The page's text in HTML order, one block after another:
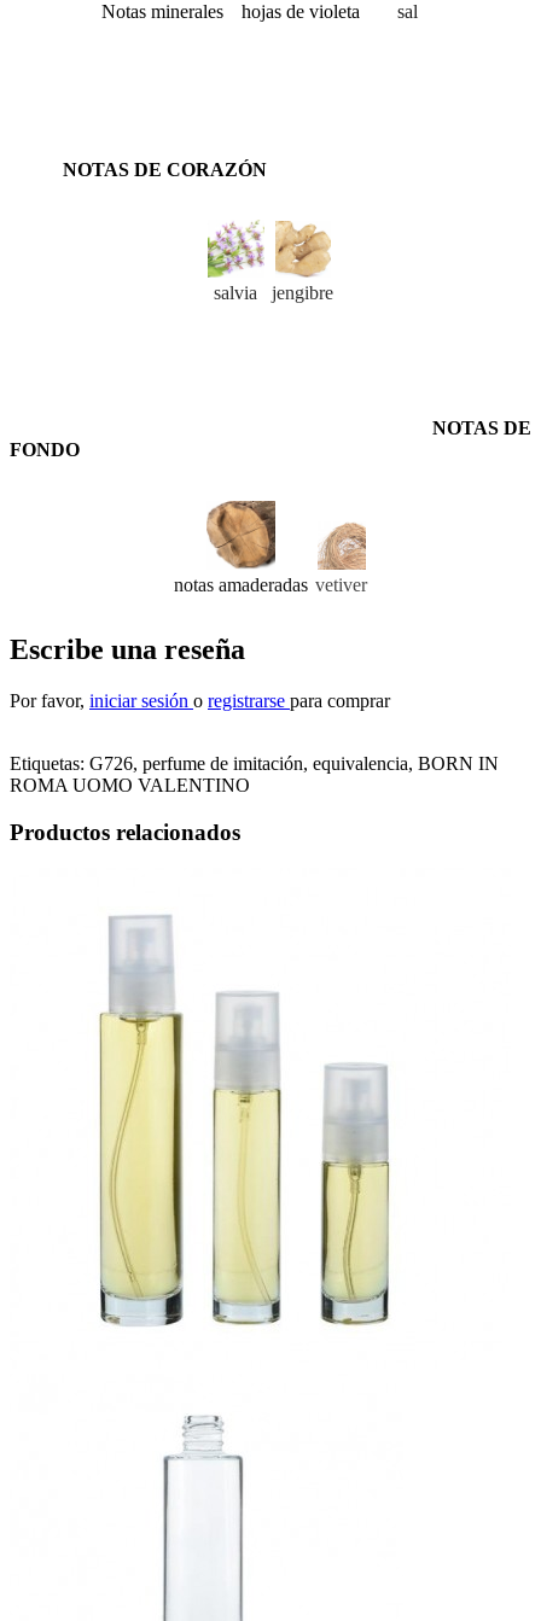
Notas minerales hojas de violeta sal
NOTAS DE CORAZÓN
salvia jengibre
NOTAS DE
FONDO
notas amaderadas vetiver
Escribe una reseña
Por favor, iniciar sesión o registrarse para comprar
Etiquetas: G726, perfume de imitación, equivalencia, BORN IN
ROMA UOMO VALENTINO
Productos relacionados